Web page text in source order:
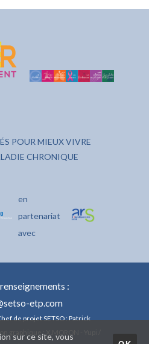
POUR MIEUX VIVRE
CHRONIQUE
en
partenariat
avec
:
etp.com
de projet SETSO : Patrick
graphique : X.MORON - Yupi /
sur ce site, vous